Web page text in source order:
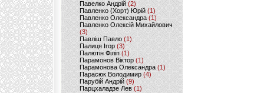
Павелко Андрій (2)
Павленко (Хорт) Юрій (1)
Павленко Олександра (1)
Павленко Олексій Михайлович
(3)
Павліш Павло(1)
Палиця Ігор (3)
Палютін Філіп(1)
Парамонов Віктор (1)
Парамонова Олександра(1)
Парасюк Володимир(4)
Парубій Андрій (9)
Парцхаладзе Лев (1)